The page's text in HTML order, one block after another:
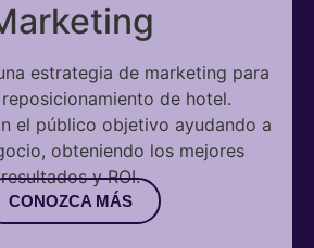
estrategia de marketing para
de hotel.
el público objetivo ayudando a
obteniendo los mejores
resultados y ROI.
CONOZCA MÁS